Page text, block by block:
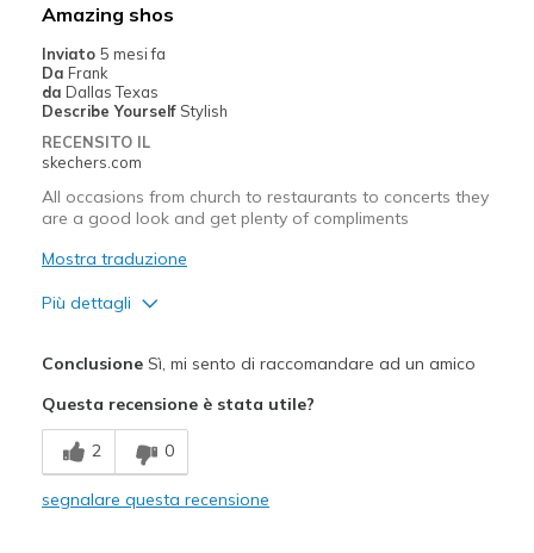
Amazing shos
Inviato 5 mesi fa
Da Frank
da Dallas Texas
Describe Yourself Stylish
RECENSITO IL
skechers.com
All occasions from church to restaurants to concerts they
are a good look and get plenty of compliments
Mostra traduzione
Più dettagli
Durable
Stylish
ConclusioneSì, mi sento di raccomandare ad un amico
Questa recensione è stata utile?
2 0
segnalare questa recensione